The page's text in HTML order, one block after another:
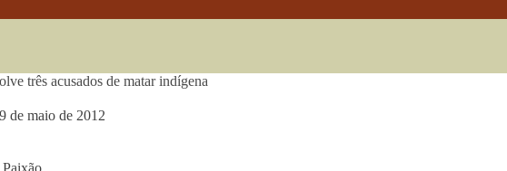
três acusados de matar indígena
de maio de 2012